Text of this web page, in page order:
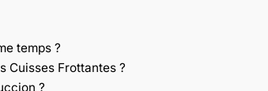
temps ?
Cuisses Frottantes ?
?